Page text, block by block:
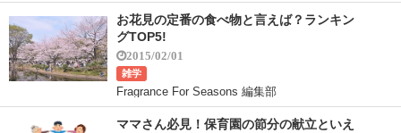
お花見の定番の食べ物と言えば？ランキン
グTOP5!
2015/02/01
雑学
Fragrance For Seasons 編集部
ママさん必見！保育園の節分の献立といえ